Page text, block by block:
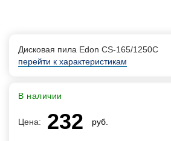
Дисковая пила Edon CS-165/1250С
перейти к характеристикам
В наличии
Цена: 232 руб.